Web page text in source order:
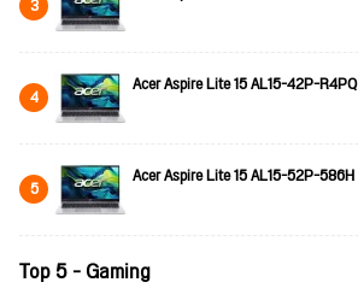
3
4 Acer Aspire Lite 15 AL15-42P-R4PQ
5 Acer Aspire Lite 15 AL15-52P-586H
Top 5 - Gaming